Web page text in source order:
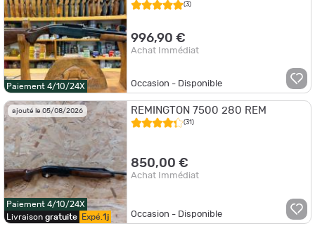
Paiement 4/10/24X
(3)
996,90 €
Achat Immédiat
Occasion - Disponible
ajouté le 05/08/2026
Paiement 4/10/24X
Livraison gratuite Expé.1j
REMINGTON 7500 280 REM
(31)
850,00 €
Achat Immédiat
Occasion - Disponible